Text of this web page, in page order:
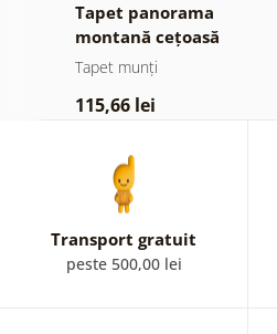
Tapet panorama
montană cețoasă
Tapet munți
115,66 lei
Transport gratuit
peste 500,00 lei